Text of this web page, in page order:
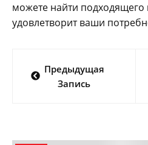
можете найти
удовлетворит ваши
по
Предыдущая
Запись